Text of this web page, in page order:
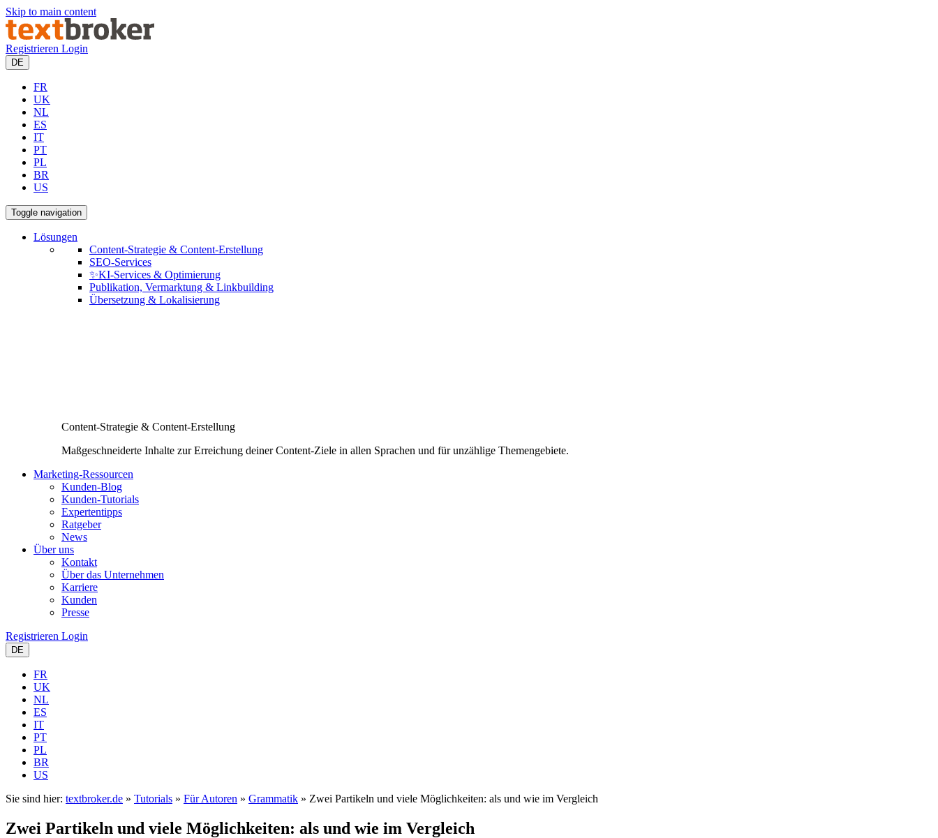
Skip to main content
Registrieren Login
DE
FR
UK
NL
ES
IT
PT
PL
BR
US
Toggle navigation
Lösungen
Content-Strategie & Content-Erstellung
SEO-Services
✨KI-Services & Optimierung
Publikation, Vermarktung & Linkbuilding
Übersetzung & Lokalisierung
Content-Strategie & Content-Erstellung
Maßgeschneiderte Inhalte zur Erreichung deiner Content-Ziele in allen Sprachen und für unzählige Themengebiete.
Marketing-Ressourcen
Kunden-Blog
Kunden-Tutorials
Expertentipps
Ratgeber
News
Über uns
Kontakt
Über das Unternehmen
Karriere
Kunden
Presse
Registrieren Login
DE
FR
UK
NL
ES
IT
PT
PL
BR
US
Sie sind hier: textbroker.de » Tutorials » Für Autoren » Grammatik » Zwei Partikeln und viele Möglichkeiten: als und wie im Vergleich
Zwei Partikeln und viele Möglichkeiten: als und wie im Vergleich